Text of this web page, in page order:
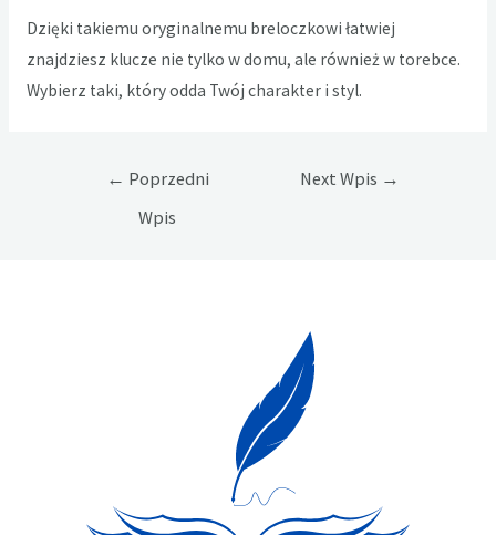
Dzięki takiemu oryginalnemu breloczkowi łatwiej
znajdziesz klucze nie tylko w domu, ale również w torebce.
Wybierz taki, który odda Twój charakter i styl.
Nawigacja
← Poprzedni
Wpis
Next Wpis →